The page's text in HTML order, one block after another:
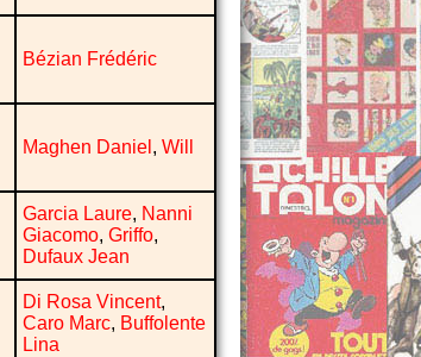
Bézian Frédéric
Maghen Daniel , Will
Garcia Laure, Nanni
Giacomo, Griffo,
Dufaux Jean
Di Rosa Vincent,
Caro Marc, Buffolente
Lina